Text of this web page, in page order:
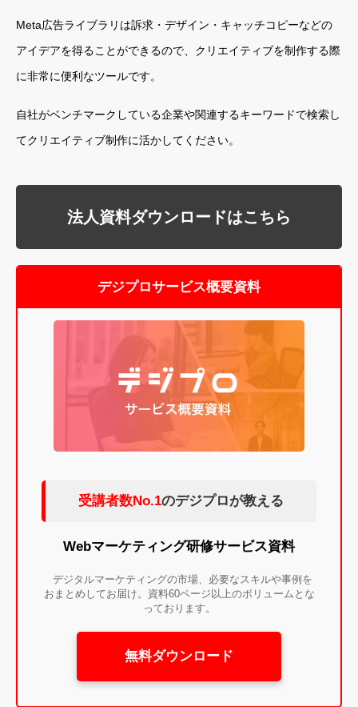
Meta広告ライブラリは訴求・デザイン・キャッチコピーなどの
アイデアを得ることができるので、クリエイティブを制作する際
に非常に便利なツールです。
自社がベンチマークしている企業や関連するキーワードで検索し
てクリエイティブ制作に活かしてください。
法人資料ダウンロードはこちら
デジプロサービス概要資料
受講者数No.1のデジプロが教える
Webマーケティング研修サービス資料
デジタルマーケティングの市場、必要なスキルや事例を
おまとめしてお届け。資料60ページ以上のボリュームとな
っております。
無料ダウンロード